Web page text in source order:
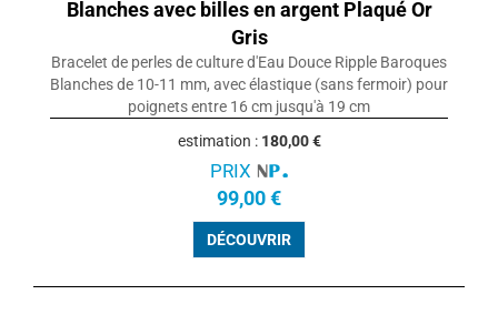
Blanches avec billes en argent Plaqué Or
Gris
Bracelet de perles de culture d'Eau Douce Ripple Baroques
Blanches de 10-11 mm, avec élastique (sans fermoir) pour
poignets entre 16 cm jusqu'à 19 cm
estimation : 180,00 €
PRIX
99,00 €
DÉCOUVRIR